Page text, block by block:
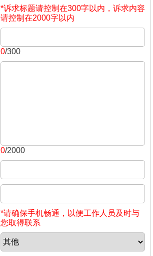
*诉求标题请控制在300字以内，诉求内容
请控制在2000字以内
0/300
0/2000
*请确保手机畅通，以便工作人员及时与
您取得联系